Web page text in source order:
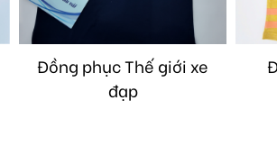
Đồng phục Thế giới xe
đạp